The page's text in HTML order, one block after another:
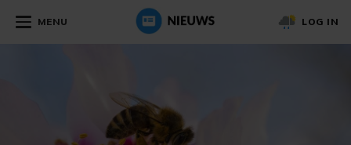
MENU LOG IN